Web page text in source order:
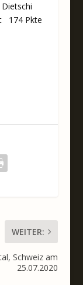
Dietschi
Pkte
WEITER:
Schweiz am
25.07.2020